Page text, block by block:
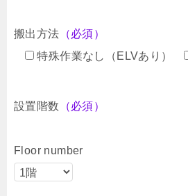
搬出方法 （必須）
特殊作業なし（ELVあり）
設置階数 （必須）
Floor number